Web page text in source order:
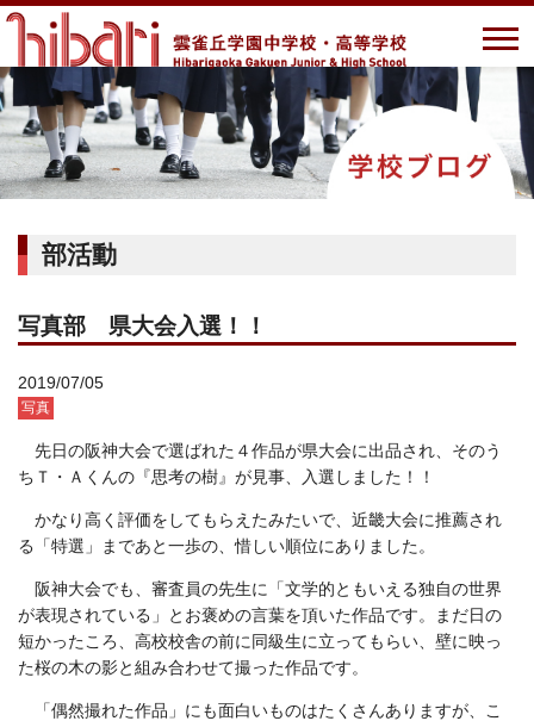
部活動
写真部 県大会入選！！
2019/07/05
写真
先日の阪神大会で選ばれた４作品が県大会に出品され、そのう
ちＴ・Ａくんの『思考の樹』が見事、入選しました！！
かなり高く評価をしてもらえたみたいで、近畿大会に推薦され
る「特選」まであと一歩の、惜しい順位にありました。
阪神大会でも、審査員の先生に「文学的ともいえる独自の世界
が表現されている」とお褒めの言葉を頂いた作品です。まだ日の
短かったころ、高校校舎の前に同級生に立ってもらい、壁に映っ
た桜の木の影と組み合わせて撮った作品です。
「偶然撮れた作品」にも面白いものはたくさんありますが、こ